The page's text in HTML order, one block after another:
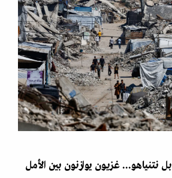
نتنياهو... غزيون يوازنون بين الأمل